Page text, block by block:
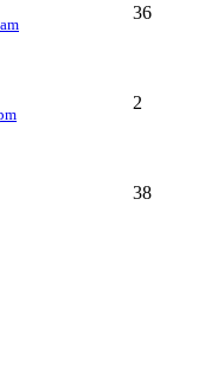
36
2
38